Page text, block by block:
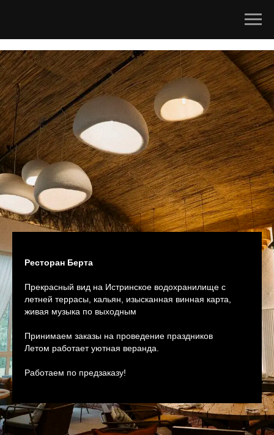
Ресторан Берта
Прекрасный вид на Истринское водохранилище с
летней террасы, кальян, изысканная винная карта,
живая музыка по выходным
Принимаем заказы на проведение праздников
Летом работает уютная веранда.
Работаем по предзаказу!